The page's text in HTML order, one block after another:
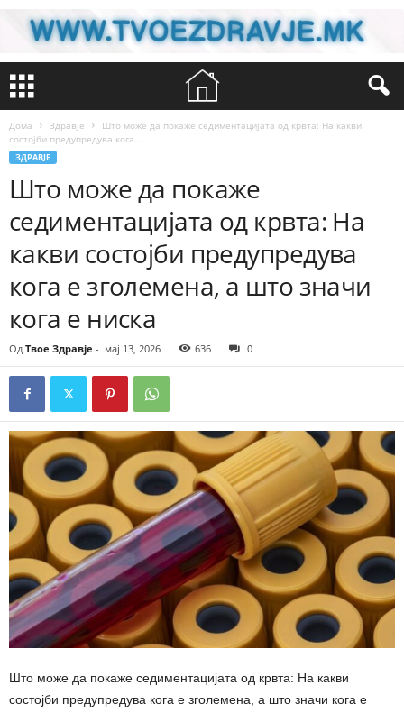
Дома Здравје
Што може да покаже седиментацијата од крвта: На какви
состојби предупредува кога...
ЗДРАВЈЕ
Што може да покаже
седиментацијата од крвта: На
какви состојби предупредува
кога е зголемена, а што значи
кога е ниска
Од Твое Здравје - мај 13, 2026 636 0
Што може да покаже седиментацијата од крвта: На какви
состојби предупредува кога е зголемена, а што значи кога е